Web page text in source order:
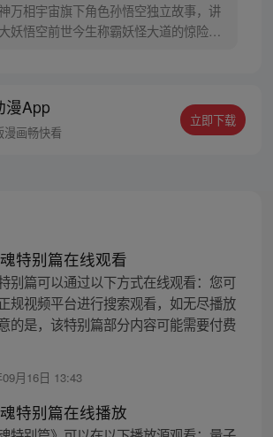
万相宇宙旗下角色孙悟空独立故事，讲
妖悟空前世今生称霸妖怪大道的惊险历
六十年后，他再次破石而出，背负着守
人的希望和信念打败了妖怪大道的霸
漫App
漫画畅快看
立即下载
特别篇在线观看
别篇可以通过以下方式在线观看：您可
规视频平台进行搜索观看，如无尽播放
的是，该特别篇部分内容可能需要付费
月16日 13:43
特别篇在线播放